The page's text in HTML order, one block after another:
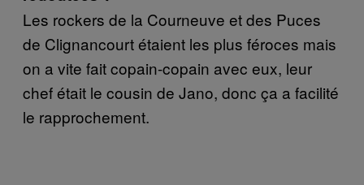
Les rockers de la Courneuve et des Puces
de Clignancourt étaient les plus féroces mais
on a vite fait copain-copain avec eux, leur
chef était le cousin de Jano, donc ça a facilité
le rapprochement.